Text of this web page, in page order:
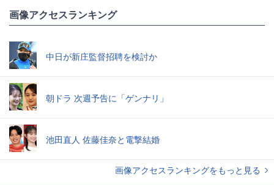
画像アクセスランキング
中日が新庄監督招聘を検討か
朝ドラ 次週予告に「ゲンナリ」
池田直人 佐藤佳奈と電撃結婚
画像アクセスランキングをもっと見る